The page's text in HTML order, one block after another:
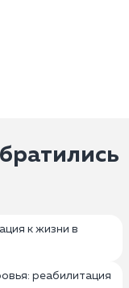
к жизни в
реабилитация